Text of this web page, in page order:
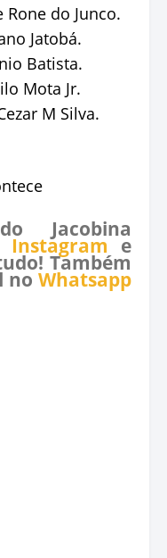
do Junco.
Jatobá.
Batista.
Mota Jr.
M Silva.
Jacobina
Instagram e
Também
no Whatsapp